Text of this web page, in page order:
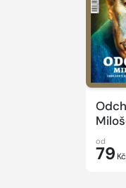
od
79 Kč